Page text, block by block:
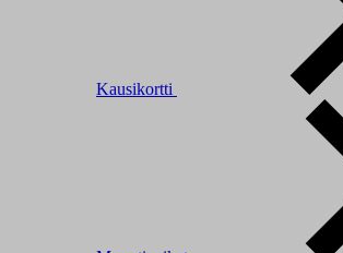
Kausikortti